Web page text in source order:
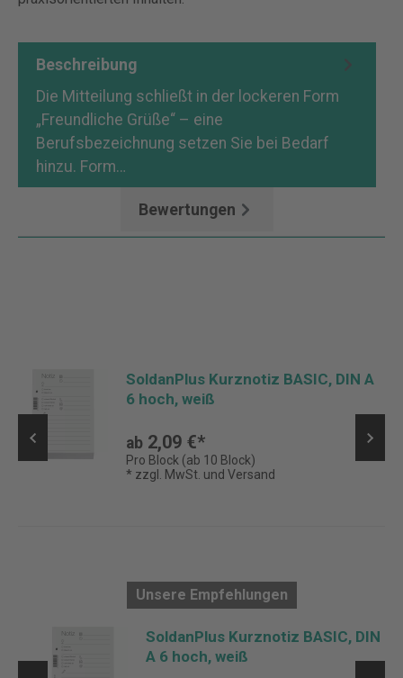
Beschreibung
Die Mitteilung schließt in der lockeren Form
„Freundliche Grüße“ – eine
Berufsbezeichnung setzen Sie bei Bedarf
hinzu. Form…
Bewertungen
SoldanPlus Kurznotiz BASIC, DIN A
6 hoch, weiß
ab 2,09 €*
Pro Block (ab 10 Block)
* zzgl. MwSt. und Versand
Unsere Empfehlungen
SoldanPlus Kurznotiz BASIC, DIN
A 6 hoch, weiß